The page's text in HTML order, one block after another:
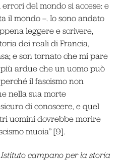
del mondo si accese: e
il mondo –. Io sono andato
leggere e scrivere,
dei reali di Francia,
e son tornato che mi pare
ardue che un uomo può
il fascismo non
nella sua morte
di conoscere, e quel
uomini dovrebbe morire
muoia” [9].
Istituto campano per la storia